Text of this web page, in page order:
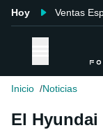
Hoy Ventas
Inicio Noticias
El Hyundai